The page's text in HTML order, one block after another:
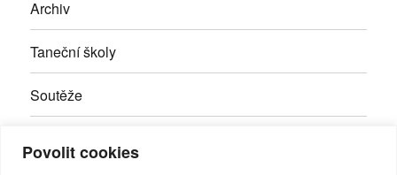
Povolit cookies
Archiv
Taneční školy
Soutěže